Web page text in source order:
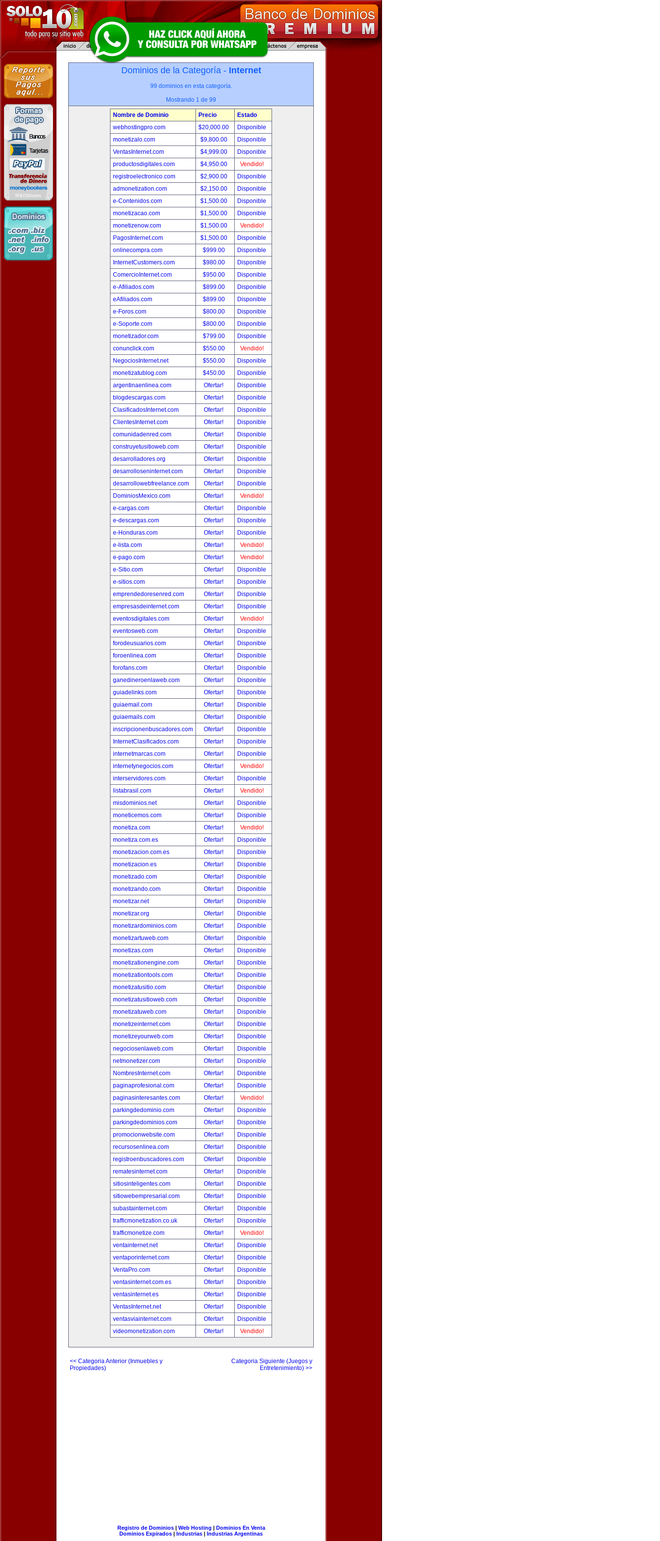
Dominios de la Categoría - Internet
99 dominios en esta categoría.
Mostrando 1 de 99
Nombre de Dominio Precio
Estado
webhostingpro.com
$20,000.00
Disponible
monetizalo.com
$9,800.00
Disponible
VentasInternet.com
$4,999.00
Disponible
productosdigitales.com
$4,950.00
Vendido!
registroelectronico.com
$2,900.00
Disponible
admonetization.com
$2,150.00
Disponible
e-Contenidos.com
$1,500.00
Disponible
monetizacao.com
$1,500.00
Disponible
monetizenow.com
$1,500.00
Vendido!
PagosInternet.com
$1,500.00
Disponible
onlinecompra.com
$999.00
Disponible
InternetCustomers.com
$980.00
Disponible
ComercioInternet.com
$950.00
Disponible
e-Afiliados.com
$899.00
Disponible
eAfiliados.com
$899.00
Disponible
e-Foros.com
$800.00
Disponible
e-Soporte.com
$800.00
Disponible
monetizador.com
$799.00
Disponible
conunclick.com
$550.00
Vendido!
NegociosInternet.net
$550.00
Disponible
monetizatublog.com
$450.00
Disponible
argentinaenlinea.com
Ofertar!
Disponible
blogdescargas.com
Ofertar!
Disponible
ClasificadosInternet.com
Ofertar!
Disponible
ClientesInternet.com
Ofertar!
Disponible
comunidadenred.com
Ofertar!
Disponible
construyetusitioweb.com
Ofertar!
Disponible
desarrolladores.org
Ofertar!
Disponible
desarrolloseninternet.com
Ofertar!
Disponible
desarrollowebfreelance.com
Ofertar!
Disponible
DominiosMexico.com
Ofertar!
Vendido!
e-cargas.com
Ofertar!
Disponible
e-descargas.com
Ofertar!
Disponible
e-Honduras.com
Ofertar!
Disponible
e-lista.com
Ofertar!
Vendido!
e-pago.com
Ofertar!
Vendido!
e-Sitio.com
Ofertar!
Disponible
e-sitios.com
Ofertar!
Disponible
emprendedoresenred.com
Ofertar!
Disponible
empresasdeinternet.com
Ofertar!
Disponible
eventosdigitales.com
Ofertar!
Vendido!
eventosweb.com
Ofertar!
Disponible
forodeusuarios.com
Ofertar!
Disponible
foroenlinea.com
Ofertar!
Disponible
forofans.com
Ofertar!
Disponible
ganedineroenlaweb.com
Ofertar!
Disponible
guiadelinks.com
Ofertar!
Disponible
guiaemail.com
Ofertar!
Disponible
guiaemails.com
Ofertar!
Disponible
inscripcionenbuscadores.com
Ofertar!
Disponible
InternetClasificados.com
Ofertar!
Disponible
internetmarcas.com
Ofertar!
Disponible
internetynegocios.com
Ofertar!
Vendido!
interservidores.com
Ofertar!
Disponible
listabrasil.com
Ofertar!
Vendido!
misdominios.net
Ofertar!
Disponible
moneticemos.com
Ofertar!
Disponible
monetiza.com
Ofertar!
Vendido!
monetiza.com.es
Ofertar!
Disponible
monetizacion.com.es
Ofertar!
Disponible
monetizacion.es
Ofertar!
Disponible
monetizado.com
Ofertar!
Disponible
monetizando.com
Ofertar!
Disponible
monetizar.net
Ofertar!
Disponible
monetizar.org
Ofertar!
Disponible
monetizardominios.com
Ofertar!
Disponible
monetizartuweb.com
Ofertar!
Disponible
monetizas.com
Ofertar!
Disponible
monetizationengine.com
Ofertar!
Disponible
monetizationtools.com
Ofertar!
Disponible
monetizatusitio.com
Ofertar!
Disponible
monetizatusitioweb.com
Ofertar!
Disponible
monetizatuweb.com
Ofertar!
Disponible
monetizeinternet.com
Ofertar!
Disponible
monetizeyourweb.com
Ofertar!
Disponible
negociosenlaweb.com
Ofertar!
Disponible
netmonetizer.com
Ofertar!
Disponible
NombresInternet.com
Ofertar!
Disponible
paginaprofesional.com
Ofertar!
Disponible
paginasinteresantes.com
Ofertar!
Vendido!
parkingdedominio.com
Ofertar!
Disponible
parkingdedominios.com
Ofertar!
Disponible
promocionwebsite.com
Ofertar!
Disponible
recursosenlinea.com
Ofertar!
Disponible
registroenbuscadores.com
Ofertar!
Disponible
rematesinternet.com
Ofertar!
Disponible
sitiosinteligentes.com
Ofertar!
Disponible
sitiowebempresarial.com
Ofertar!
Disponible
subastainternet.com
Ofertar!
Disponible
trafficmonetization.co.uk
Ofertar!
Disponible
trafficmonetize.com
Ofertar!
Vendido!
ventainternet.net
Ofertar!
Disponible
ventaporinternet.com
Ofertar!
Disponible
VentaPro.com
Ofertar!
Disponible
ventasinternet.com.es
Ofertar!
Disponible
ventasinternet.es
Ofertar!
Disponible
VentasInternet.net
Ofertar!
Disponible
ventasviainternet.com
Ofertar!
Disponible
videomonetization.com
Ofertar! Vendido!
<< Categoria Anterior (Inmuebles y
Propiedades)
Categoria Siguiente (Juegos y
Entretenimiento) >>
Registro de Dominios| Web Hosting | Dominios En Venta
Dominios Expirados | Industrias | Industrias Argentinas